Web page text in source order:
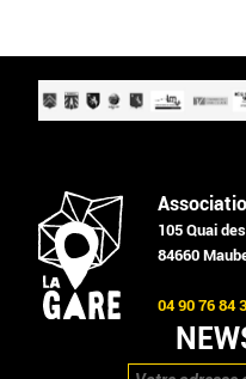
105 Quai
84660
04 90 76 84